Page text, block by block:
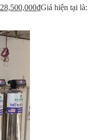
28,500,000₫Giá hiện tại là: